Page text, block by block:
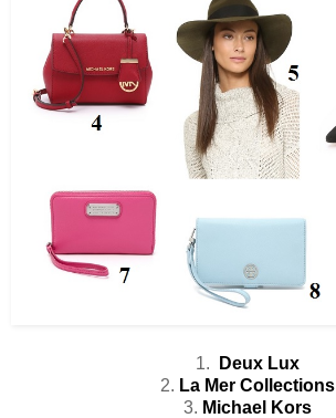
1.
Deux Lux
2. La Mer Collections
3. Michael Kors